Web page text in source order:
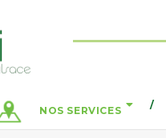
NOS SERVICES